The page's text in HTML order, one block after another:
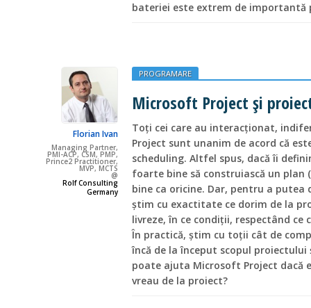
bateriei este extrem de importantă
Florian Ivan
Managing Partner,
PMI-ACP, CSM, PMP,
Prince2 Practitioner,
MVP, MCTS
@
Rolf Consulting
Germany
PROGRAMARE
Microsoft Project şi
Toţi cei care au interacţionat,
Project sunt unanim de acord că
scheduling. Altfel spus, dacă îi
foarte bine să construiască un plan
bine ca oricine. Dar, pentru a putea
ştim cu exactitate ce dorim de la
livreze, în ce condiţii, respectând ce
În practică, ştim cu toţii cât de
încă de la început scopul
poate ajuta Microsoft Project dacă
vreau de la proiect?